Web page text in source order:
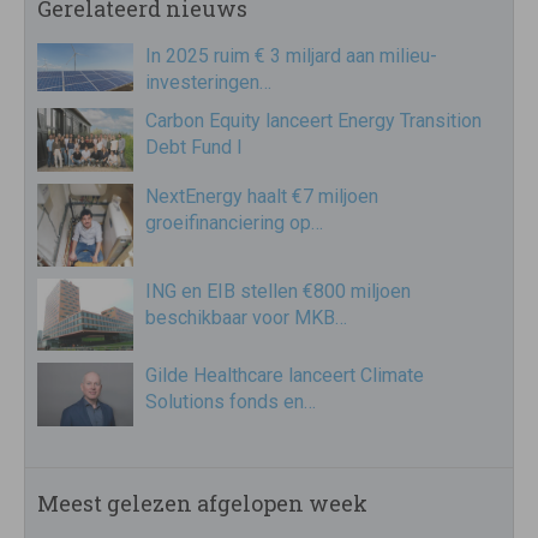
Gerelateerd nieuws
In 2025 ruim € 3 miljard aan milieu-
investeringen…
Carbon Equity lanceert Energy Transition
Debt Fund I
NextEnergy haalt €7 miljoen
groeifinanciering op…
ING en EIB stellen €800 miljoen
beschikbaar voor MKB…
Gilde Healthcare lanceert Climate
Solutions fonds en…
Meest gelezen afgelopen week